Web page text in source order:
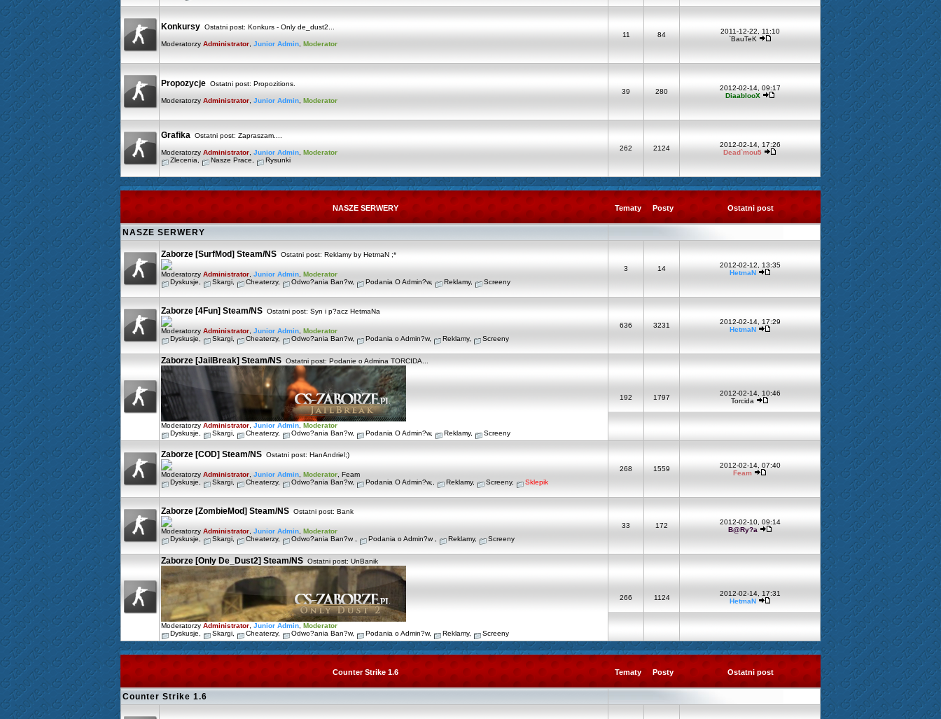
Konkursy Ostatni post: Konkurs - Only de_dust2...
Moderatorzy Administrator Junior Admin Moderator
11 84
2011-12-22, 11:10
`BauTeK
Propozycje Ostatni post: Propozitions.
Moderatorzy Administrator Junior Admin Moderator
39 280
2012-02-14, 09:17
DiaablooX
Grafika Ostatni post: Zapraszam....
Moderatorzy Administrator Junior Admin Moderator
Zlecenia
Nasze Prace Rysunki
262 2124
2012-02-14, 17:26
Dead`mou5
NASZE SERWERY Tematy Posty Ostatni post
NASZE SERWERY
Zaborze [SurfMod] Steam/NS Ostatni post: Reklamy by HetmaN ;*
Moderatorzy Administrator Junior Admin Moderator
Dyskusje
Skargi Cheaterzy, Odwo?ania Ban?w, Podania O Admin?w, Reklamy, Screeny
3 14
2012-02-12, 13:35
HetmaN
Zaborze [4Fun] Steam/NS Ostatni post: Syn i p?acz HetmaNa
Moderatorzy Administrator Junior Admin Moderator
Dyskusje
Skargi Cheaterzy, Odwo?ania Ban?w, Podania o Admin?w, Reklamy, Screeny
636 3231
2012-02-14, 17:29
HetmaN
Zaborze [JailBreak] Steam/NS Ostatni post: Podanie o Admina TORCIDA...
Moderatorzy Administrator Junior Admin Moderator
Dyskusje
Skargi Cheaterzy, Odwo?ania Ban?w, Podania O Admin?w, Reklamy, Screeny
192 1797
2012-02-14, 10:46
Torcida
Zaborze [COD] Steam/NS Ostatni post: HanAndriel;)
Moderatorzy Administrator Junior Admin Moderator Feam
Dyskusje
Skargi Cheaterzy, Odwo?ania Ban?w, Podania O Admin?w, Reklamy, Screeny, Sklepik
268 1559
2012-02-14, 07:40
Feam
Zaborze [ZombieMod] Steam/NS Ostatni post: Bank
Moderatorzy Administrator Junior Admin Moderator
Dyskusje
Skargi Cheaterzy, Odwo?ania Ban?w Podania o Admin?w Reklamy, Screeny
33 172
2012-02-10, 09:14
B@Ry?a
Zaborze [Only De_Dust2] Steam/NS Ostatni post: UnBanik
Moderatorzy Administrator Junior Admin Moderator
Dyskusje
Skargi Cheaterzy, Odwo?ania Ban?w, Podania o Admin?w, Reklamy, Screeny
266 1124
2012-02-14, 17:31
HetmaN
Counter Strike 1.6 Tematy Posty Ostatni post
Counter Strike 1.6